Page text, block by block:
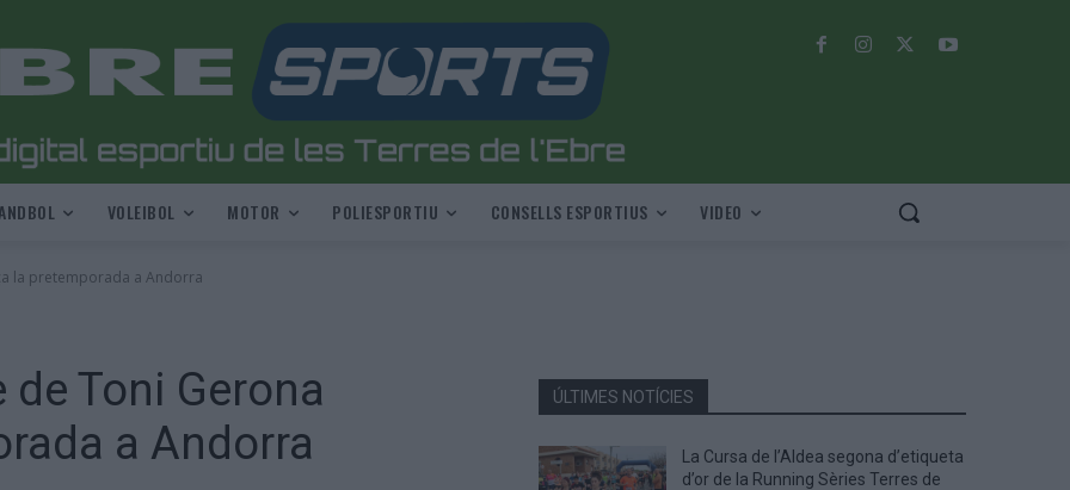
VOLEIBOL MOTOR POLIESPORTIU CONSELLS ESPORTIUS VIDEO
la pretemporada a Andorra
Toni Gerona
a Andorra
ÚLTIMES NOTÍCIES
La Cursa de l’Aldea segona d’etiqueta
d’or de la Running Sèries Terres de